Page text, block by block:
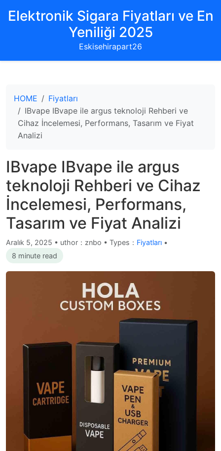
Elektronik Sigara Fiyatları ve En
Yeniliği 2025
Eskisehirapart26
HOME
Fiyatları
IBvape IBvape ile argus teknoloji Rehberi ve
Cihaz İncelemesi, Performans, Tasarım ve Fiyat
Analizi
IBvape IBvape ile argus
teknoloji Rehberi ve Cihaz
İncelemesi, Performans,
Tasarım ve Fiyat Analizi
Aralık 5, 2025 • uthor：znbo • Types： Fiyatları •
8 minute read